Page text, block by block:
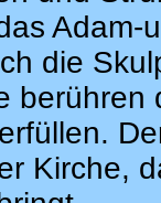
Adam-
die
Kirche,